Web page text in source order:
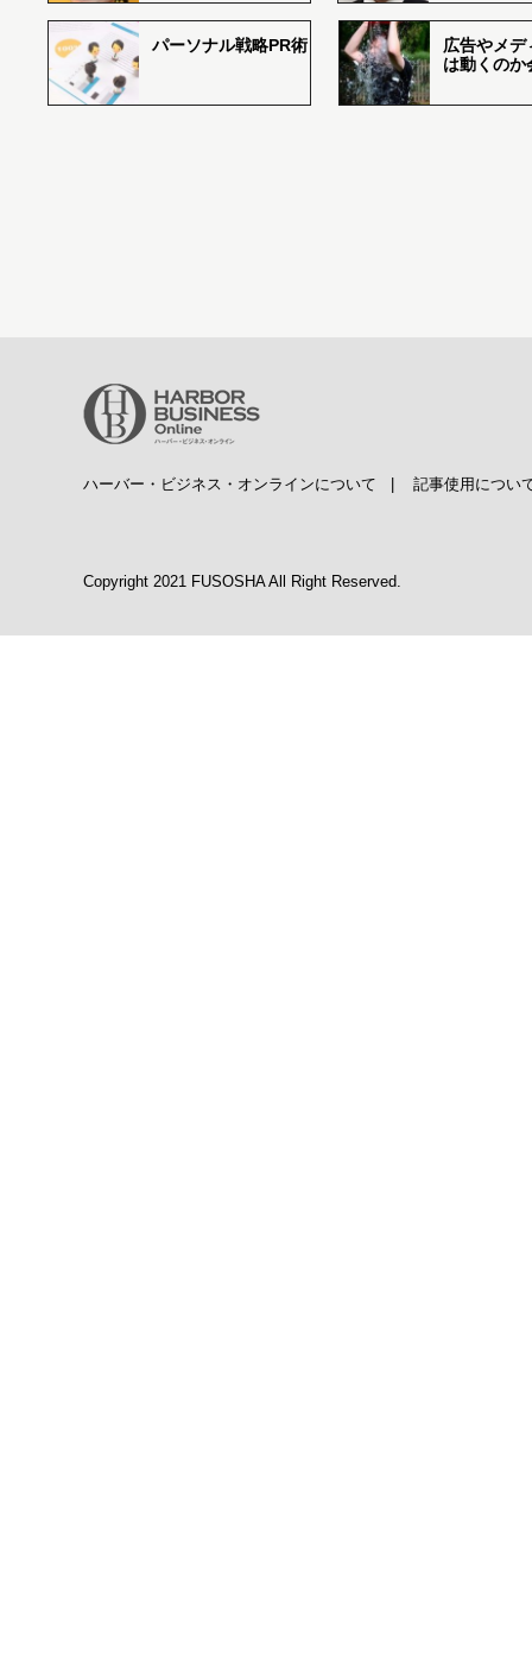
パーソナル戦略PR術
広告やメデ
は動くのか
ハーバー・ビジネス・オンラインについて 記事使用につい
Copyright 2021 FUSOSHA All Right Reserved.